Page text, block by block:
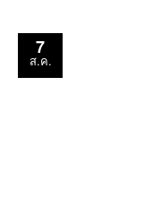
7
ส.ค.